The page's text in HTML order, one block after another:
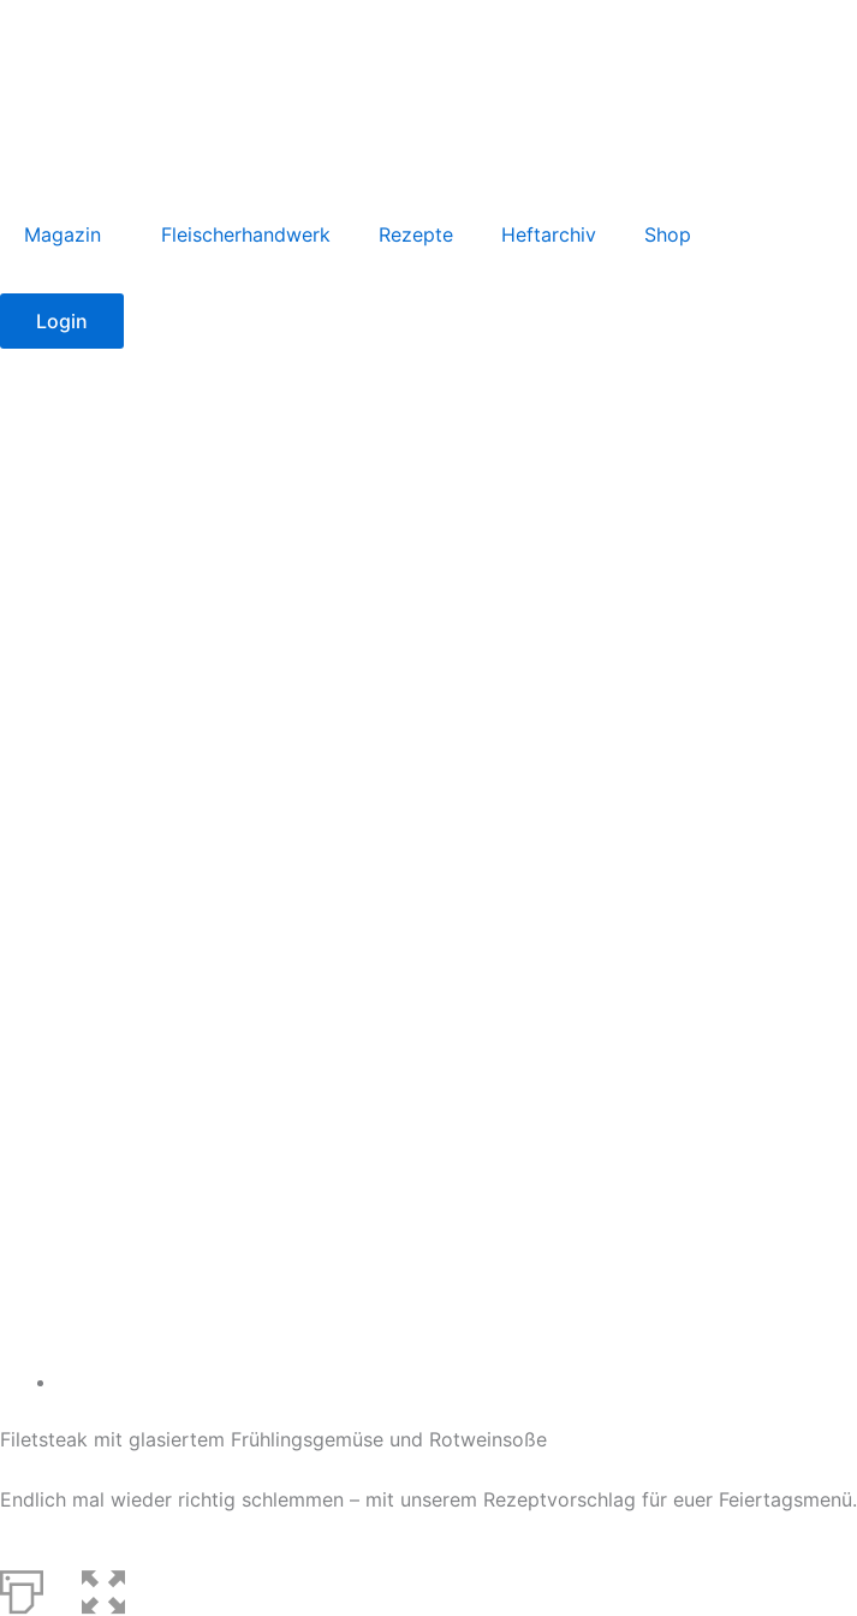
Magazin Fleischerhandwerk Rezepte Heftarchiv Shop
Login
Filetsteak mit glasiertem Frühlingsgemüse und Rotweinsoße
Endlich mal wieder richtig schlemmen – mit unserem Rezeptvorschlag für euer Feiertagsmenü.